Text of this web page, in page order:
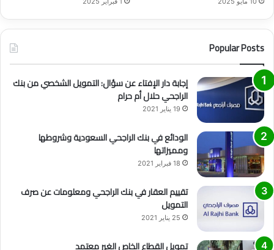
Popular Posts
إجابة دار الإفتاء عن سؤال: التمويل الشخصي من بنك
الراجحي حلال أم حرام
19 يناير 2021
الودائع في بنك الراجحي السعودية وشروطها
ومميزاتها
18 فبراير 2021
تقييم العقار في بنك الراجحي ومعلومات عن صرف
التمويل
25 يناير 2021
تمويل القطاع الخاص الغير معتمد